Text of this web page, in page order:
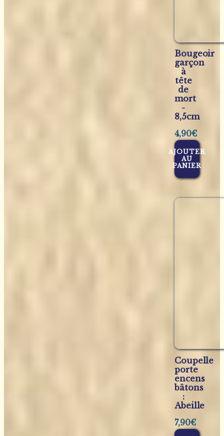
Bougeoir
garçon
à
tête
de
mort
-
8,5cm
4,90€
AJOUTER
AU
PANIER
Coupelle
porte
encens
bâtons
:
Abeille
7,90€